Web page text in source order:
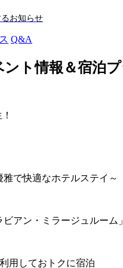
お知らせ
Q&A
ント情報＆宿泊
！
で快適なホテルステイ～
アン・ミラージュルーム
用しておトクに宿泊